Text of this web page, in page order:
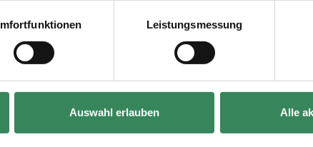
widerrufen
Leistungsmessung
Auswahl erlauben Alle